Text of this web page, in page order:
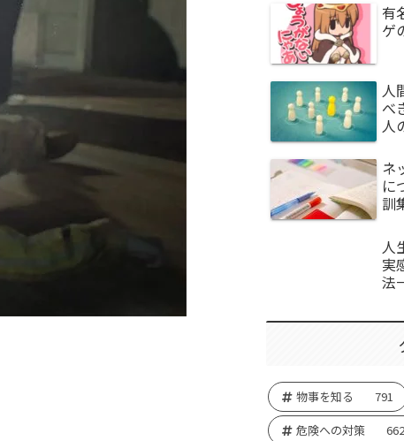
有
ゲ
人
べ
人
ネ
に
訓
人
実
法
物事を知る 791
危険への対策
662